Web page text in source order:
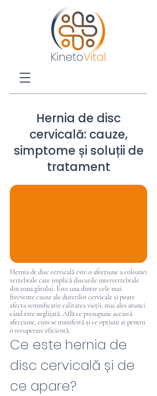
Hernia de disc
cervicală: cauze,
simptome și soluții de
tratament
Hernia de disc cervicală este o afecțiune a coloanei
vertebrale care implică discurile intervertebrale
din zona gâtului. Este una dintre cele mai
frecvente cauze ale durerilor cervicale și poate
afecta semnificativ calitatea vieții, mai ales atunci
când este neglijată. Află ce presupune această
afecțiune, cum se manifestă și ce opțiuni ai pentru
o recuperare eficientă.
Ce este hernia de
disc cervicală și de
ce apare?